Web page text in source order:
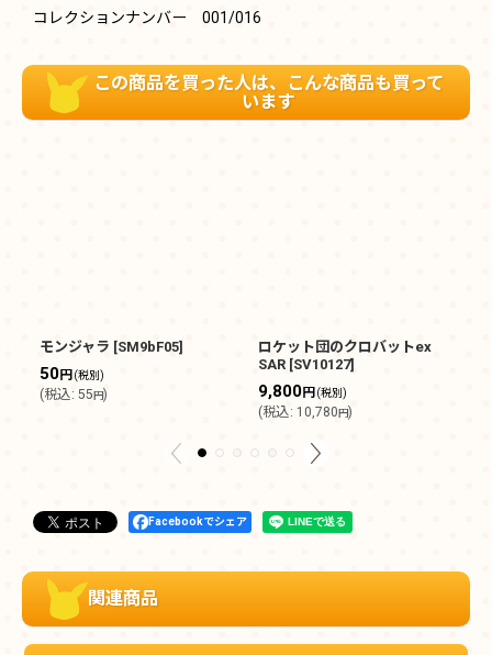
コレクションナンバー 001/016
この商品を買った人は、こんな商品も買って
います
モンジャラ [SM9bF05]
50円(税別)
(税込: 55円)
ロケット団のクロバットex
SAR [SV10127]
9,800円(税別)
(税込: 10,780円)
Facebookでシェア
関連商品